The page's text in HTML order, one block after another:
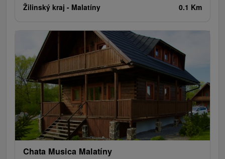
Žilinský kraj - Malatíny 0.1 Km
Chata Musica Malatíny